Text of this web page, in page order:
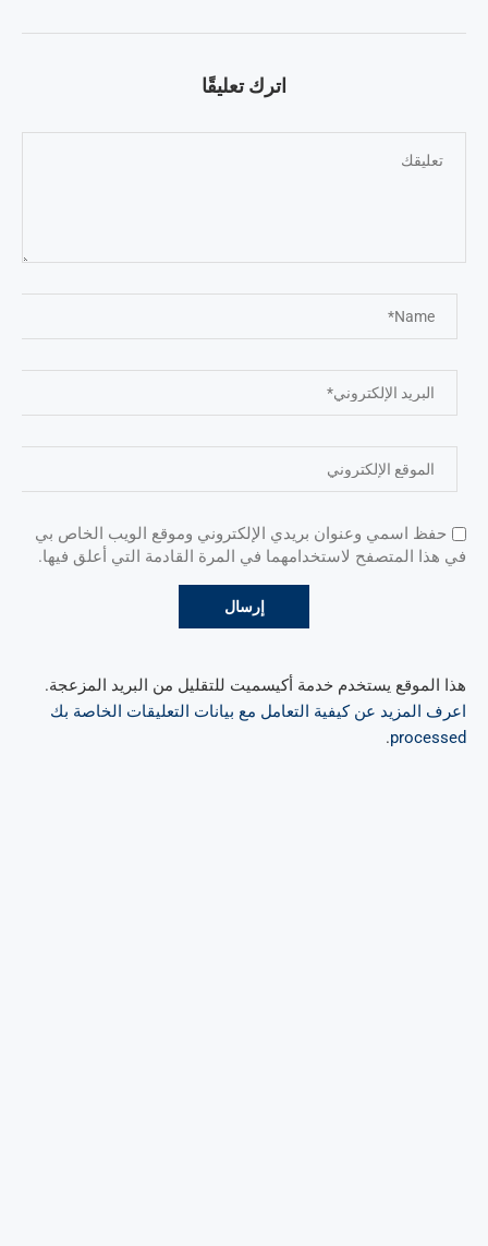
اترك تعليقًا
حفظ اسمي وعنوان بريدي الإلكتروني وموقع الويب الخاص بي
في هذا المتصفح لاستخدامهما في المرة القادمة التي أعلق فيها.
هذا الموقع يستخدم خدمة أكيسميت للتقليل من البريد المزعجة.
اعرف المزيد عن كيفية التعامل مع بيانات التعليقات الخاصة بك
processed
.